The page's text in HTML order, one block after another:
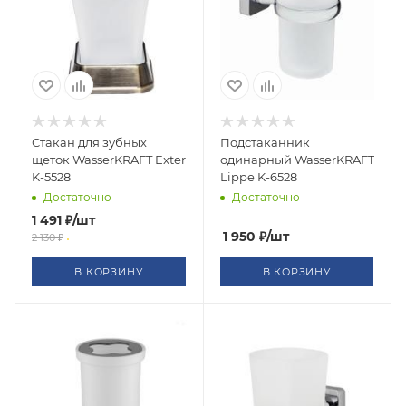
Стакан для зубных
щеток WasserKRAFT Exter
K-5528
Достаточно
1 491 ₽/шт
2 130₽
В КОРЗИНУ
Подстаканник
одинарный WasserKRAFT
Lippe K-6528
Достаточно
1 950 ₽/шт
В КОРЗИНУ